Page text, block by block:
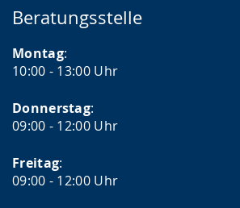
Beratungsstelle
Montag:
10:00 - 13:00 Uhr
Donnerstag:
09:00 - 12:00 Uhr
Freitag:
09:00 - 12:00 Uhr